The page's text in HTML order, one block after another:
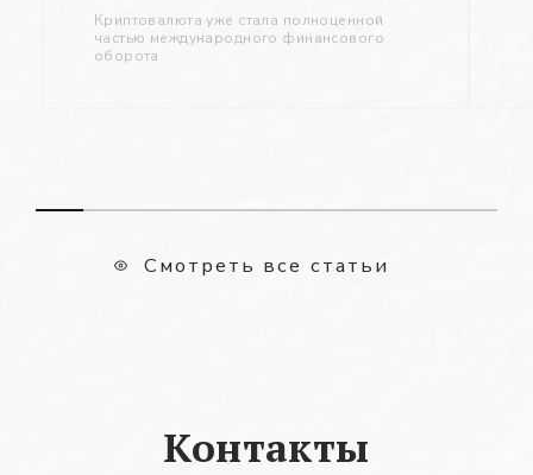
Криптовалюта уже стала полноценной
частью международного финансового
оборота
Смотреть все статьи
Контакты